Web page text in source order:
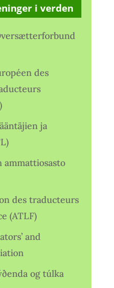
i verden
des
ja
ammattiosasto
des traducteurs
(ATLF)
and
og túlka